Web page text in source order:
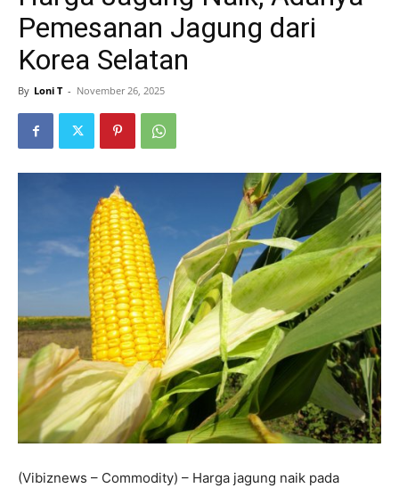
Pemesanan Jagung dari
Korea Selatan
By Loni T - November 26, 2025
(Vibiznews – Commodity) – Harga jagung naik pada